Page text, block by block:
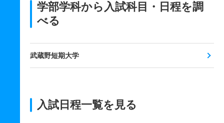
学部学科から入試科目・日程を調
べる
武蔵野短期大学
入試日程一覧を見る